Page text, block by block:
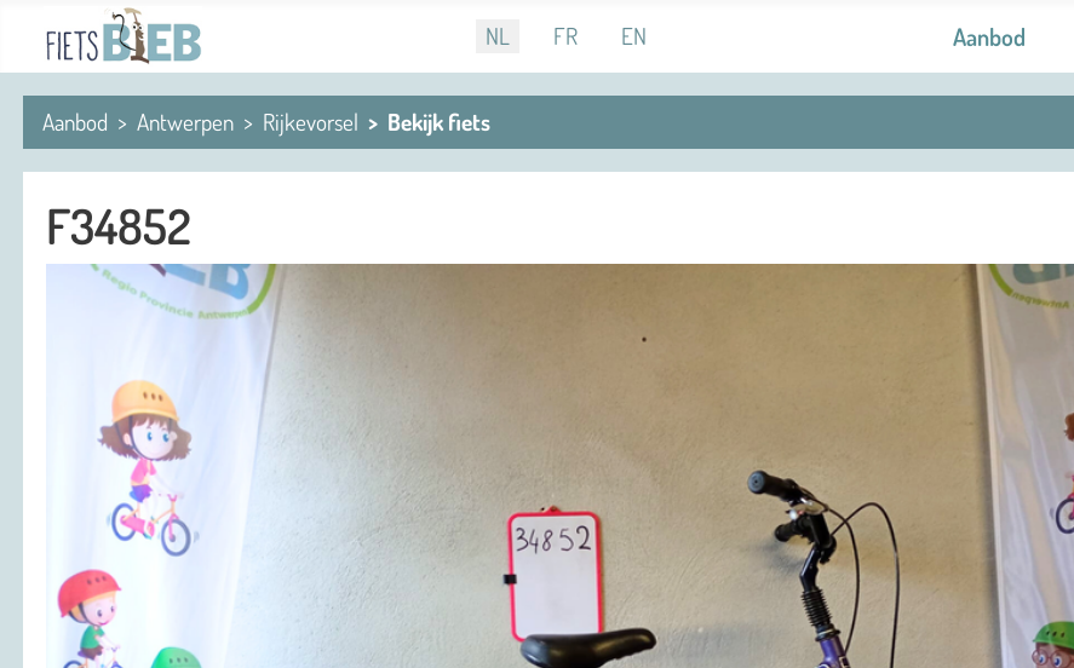
Selecteer de taal
NL FR EN Aanbod
Aanbod Antwerpen Rijkevorsel Bekijk fiets
F34852